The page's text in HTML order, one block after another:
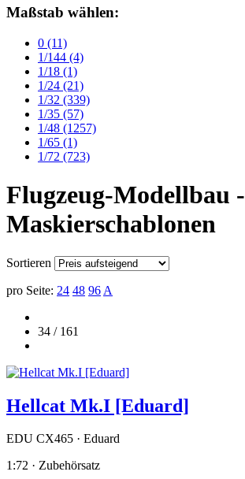
Maßstab wählen:
0 (11)
1/144 (4)
1/18 (1)
1/24 (21)
1/32 (339)
1/35 (57)
1/48 (1257)
1/65 (1)
1/72 (723)
Flugzeug-Modellbau -
Maskierschablonen
Sortieren
pro Seite: 24 48 96 A
34 / 161
Hellcat Mk.I [Eduard]
EDU CX465 · Eduard
1:72 · Zubehörsatz